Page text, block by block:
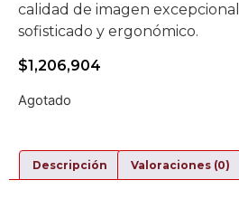
calidad de imagen
sofisticado y ergonómico.
$1,206,904
Agotado
Descripción Valoraciones (0)